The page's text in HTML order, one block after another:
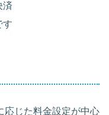
済
す
応じた料金設定が中心